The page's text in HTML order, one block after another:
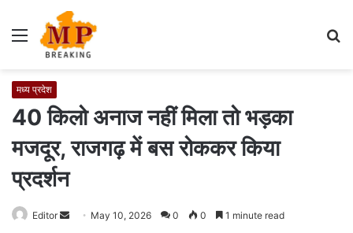
Menu
मध्य प्रदेश
40 किलो अनाज नहीं मिला तो भड़का
मजदूर, राजगढ़ में बस रोककर किया
प्रदर्शन
Editor May 10, 2026 0 0 1 minute read